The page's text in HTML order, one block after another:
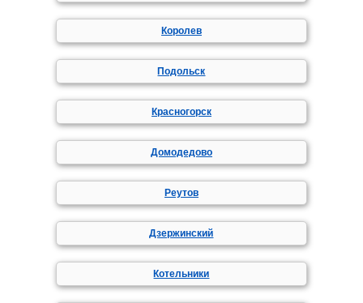
Королев
Подольск
Красногорск
Домодедово
Реутов
Дзержинский
Котельники